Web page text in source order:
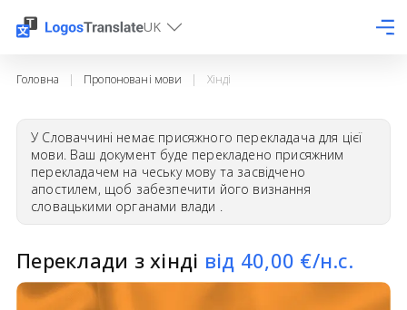
UK
Головна | Пропоновані мови | Хінді
У Словаччині немає присяжного перекладача для цієї
мови. Ваш документ буде перекладено присяжним
перекладачем на чеську мову та засвідчено
апостилем, щоб забезпечити його визнання
словацькими органами влади .
Переклади з хінді від 40,00 €/н.с.